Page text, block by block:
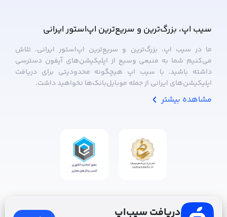
سیب ‌اپ، بزرگ‌ترین و سریع‌ترین اپ‌استور ایرانی
ما در سیب ‌اپ، بزرگ‌ترین و سریع‌ترین اپ‌استور ایرانی، تلاش
می‌کنیم شما به منبعی وسیع از اپلیکیشن‌های آیفون دسترسی
داشته باشید. با سیب ‌اپ هیچگونه محدودیتی برای دریافت
اپلیکیشن‌های ایرانی از جمله موبایل‌بانک‌ها نخواهید داشت.
مشاهده بیشتر
دریافت سیب‌اپ